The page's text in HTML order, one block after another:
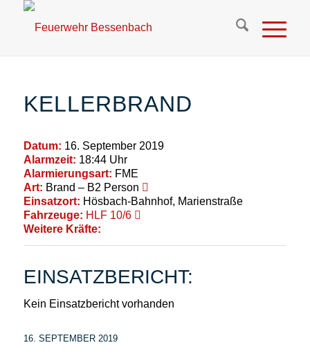
KELLERBRAND
Datum: 16. September 2019
Alarmzeit: 18:44 Uhr
Alarmierungsart: FME
Art: Brand – B2 Person
Einsatzort: Hösbach-Bahnhof, Marienstraße
Fahrzeuge: HLF 10/6
Weitere Kräfte:
EINSATZBERICHT:
Kein Einsatzbericht vorhanden
16. SEPTEMBER 2019